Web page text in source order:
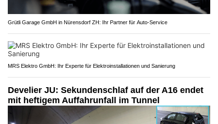
Grütli Garage GmbH in Nürensdorf ZH: Ihr Partner für Auto-Service
MRS Elektro GmbH: Ihr Experte für Elektroinstallationen und Sanierung
Develier JU: Sekundenschlaf auf der A16 endet
mit heftigem Auffahrunfall im Tunnel